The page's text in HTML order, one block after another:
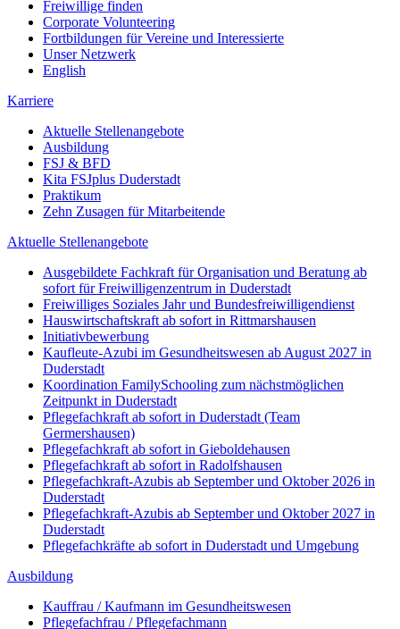
Freiwillige finden
Corporate Volunteering
Fortbildungen für Vereine und Interessierte
Unser Netzwerk
English
Karriere
Aktuelle Stellenangebote
Ausbildung
FSJ & BFD
Kita FSJplus Duderstadt
Praktikum
Zehn Zusagen für Mitarbeitende
Aktuelle Stellenangebote
Ausgebildete Fachkraft für Organisation und Beratung ab
sofort für Freiwilligenzentrum in Duderstadt
Freiwilliges Soziales Jahr und Bundesfreiwilligendienst
Hauswirtschaftskraft ab sofort in Rittmarshausen
Initiativbewerbung
Kaufleute-Azubi im Gesundheitswesen ab August 2027 in
Duderstadt
Koordination FamilySchooling zum nächstmöglichen
Zeitpunkt in Duderstadt
Pflegefachkraft ab sofort in Duderstadt (Team
Germershausen)
Pflegefachkraft ab sofort in Gieboldehausen
Pflegefachkraft ab sofort in Radolfshausen
Pflegefachkraft-Azubis ab September und Oktober 2026 in
Duderstadt
Pflegefachkraft-Azubis ab September und Oktober 2027 in
Duderstadt
Pflegefachkräfte ab sofort in Duderstadt und Umgebung
Ausbildung
Kauffrau / Kaufmann im Gesundheitswesen
Pflegefachfrau / Pflegefachmann